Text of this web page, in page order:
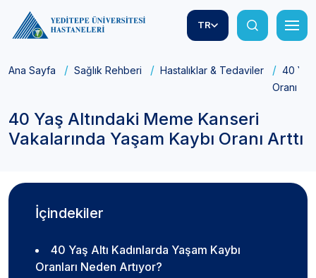
TR
Ana Sayfa Sağlık Rehberi Hastalıklar & Tedaviler
40 Yaş
Oranı
40 Yaş Altındaki Meme Kanseri
Vakalarında Yaşam Kaybı Oranı Arttı
İçindekiler
40 Yaş Altı Kadınlarda Yaşam Kaybı
Oranları Neden Artıyor?